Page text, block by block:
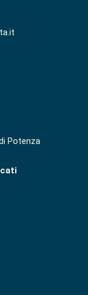
Potenza